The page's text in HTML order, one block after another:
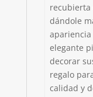
recubierta
dándole
elegante
decorar
regalo
calidad y